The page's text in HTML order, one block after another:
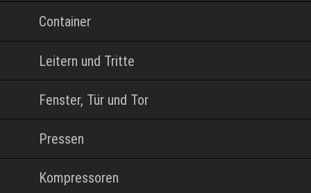
Container
Leitern und Tritte
Fenster, Tür und Tor
Pressen
Kompressoren